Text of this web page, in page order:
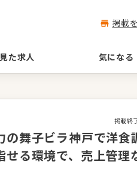
掲載
た求人 気になる
掲載終
の舞子ビラ神戸で洋食
る環境で、売上管理